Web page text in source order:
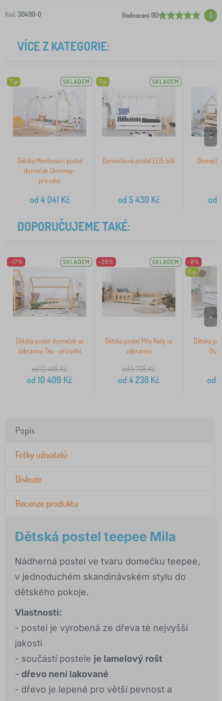
Kód: 30490-0 Hodnocení (6) 5
VÍCE Z KATEGORIE:
Tip SKLADEM
Dětská Montessori postel
domeček Chimney-
přírodní
od 4 041 Kč
Tip SKLADEM
Domečková postel ELIS bílá
od 5 430 Kč od
>
DOPORUČUJEME TAKÉ:
-17% SKLADEM
Dětská postel domeček se
zábranou Tea - přírodní
od 12 485Kč
od 10 409 Kč
-26% SKLADEM
Dětská postel Mila Raily se
zábranou
od 5 705Kč
od 4 238 Kč
-8%
Tip
Dětská
od
>
Popis
Fotky uživatelů
Diskuze
Recenze produktu
Dětská postel teepee Mila
Nádherná postel ve tvaru domečku teepee,
v jednoduchém skandinávském stylu do
dětského pokoje.
Vlastnosti:
- postel je vyrobená ze dřeva té nejvyšší
jakosti
- součástí postele je lamelový rošt
- dřevo není lakované
- dřevo je lepené pro větší pevnost a